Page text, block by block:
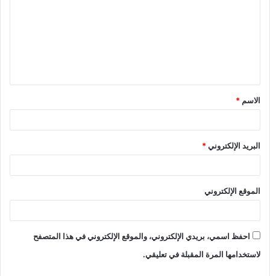
الاسم *
البريد الإلكتروني*
الموقع الإلكتروني
احفظ اسمي، بريدي الإلكتروني، والموقع الإلكتروني في هذا المتصفح
لاستخدامها المرة المقبلة في تعليقي.